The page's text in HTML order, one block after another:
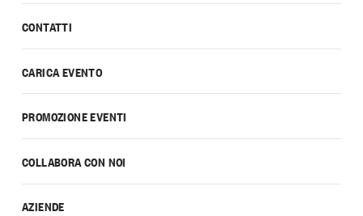
CONTATTI
CARICA EVENTO
PROMOZIONE EVENTI
COLLABORA CON NOI
AZIENDE